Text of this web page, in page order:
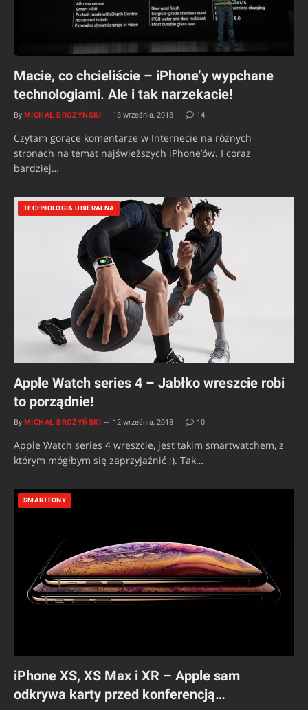
Macie, co chcieliście – iPhone’y wypchane
technologiami. Ale i tak narzekacie!
By MICHAŁ BROŻYŃSKI 13 września, 2018 14
Czytam gorące komentarze w Internecie na różnych
stronach na temat najświeższych iPhone’ów. I coraz
bardziej…
TECHNOLOGIA UBIERALNA
Apple Watch series 4 – Jabłko wreszcie robi
to porządnie!
By MICHAŁ BROŻYŃSKI 12 września, 2018 10
Apple Watch series 4 wreszcie, jest takim smartwatchem, z
którym mógłbym się zaprzyjaźnić ;). Tak…
SMARTFONY
iPhone XS, XS Max i XR – Apple sam
odkrywa karty przed konferencją…